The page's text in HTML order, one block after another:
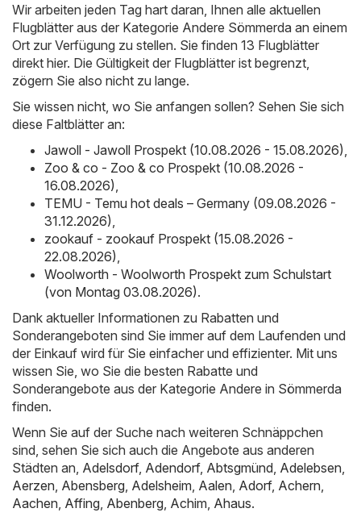
Wir arbeiten jeden Tag hart daran, Ihnen alle aktuellen
Flugblätter aus der Kategorie Andere Sömmerda an einem
Ort zur Verfügung zu stellen. Sie finden 13 Flugblätter
direkt hier. Die Gültigkeit der Flugblätter ist begrenzt,
zögern Sie also nicht zu lange.
Sie wissen nicht, wo Sie anfangen sollen? Sehen Sie sich
diese Faltblätter an:
Jawoll - Jawoll Prospekt (10.08.2026 - 15.08.2026)
Zoo & co - Zoo & co Prospekt (10.08.2026 -
16.08.2026)
TEMU - Temu hot deals – Germany (09.08.2026 -
31.12.2026)
zookauf - zookauf Prospekt (15.08.2026 -
22.08.2026)
Woolworth - Woolworth Prospekt zum Schulstart
(von Montag 03.08.2026).
Dank aktueller Informationen zu Rabatten und
Sonderangeboten sind Sie immer auf dem Laufenden und
der Einkauf wird für Sie einfacher und effizienter. Mit uns
wissen Sie, wo Sie die besten Rabatte und
Sonderangebote aus der Kategorie Andere in Sömmerda
finden.
Wenn Sie auf der Suche nach weiteren Schnäppchen
sind, sehen Sie sich auch die Angebote aus anderen
Städten an, Adelsdorf, Adendorf, Abtsgmünd Adelebsen
Aerzen Abensberg Adelsheim Aalen Adorf, Achern
Aachen Affing Abenberg Achim Ahaus.